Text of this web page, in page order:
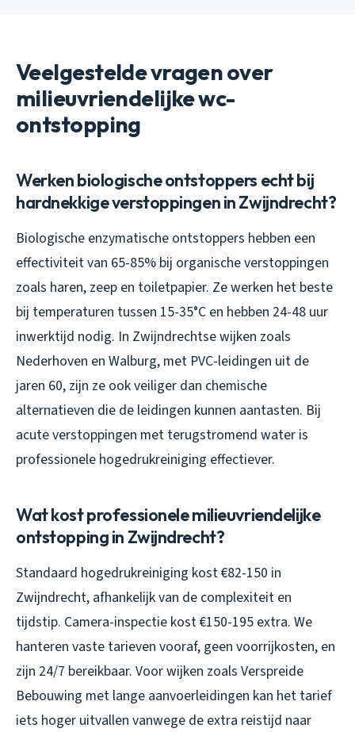
Veelgestelde vragen over
milieuvriendelijke wc-
ontstopping
Werken biologische ontstoppers echt bij
hardnekkige verstoppingen in Zwijndrecht?
Biologische enzymatische ontstoppers hebben een
effectiviteit van 65-85% bij organische verstoppingen
zoals haren, zeep en toiletpapier. Ze werken het beste
bij temperaturen tussen 15-35°C en hebben 24-48 uur
inwerktijd nodig. In Zwijndrechtse wijken zoals
Nederhoven en Walburg, met PVC-leidingen uit de
jaren 60, zijn ze ook veiliger dan chemische
alternatieven die de leidingen kunnen aantasten. Bij
acute verstoppingen met terugstromend water is
professionele hogedrukreiniging effectiever.
Wat kost professionele milieuvriendelijke
ontstopping in Zwijndrecht?
Standaard hogedrukreiniging kost €82-150 in
Zwijndrecht, afhankelijk van de complexiteit en
tijdstip. Camera-inspectie kost €150-195 extra. We
hanteren vaste tarieven vooraf, geen voorrijkosten, en
zijn 24/7 bereikbaar. Voor wijken zoals Verspreide
Bebouwing met lange aanvoerleidingen kan het tarief
iets hoger uitvallen vanwege de extra reistijd naar